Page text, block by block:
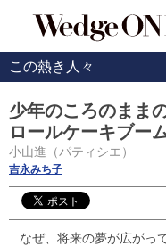
この熱き人々
少年のころのまま
ロールケーキブー
小山進（パティシエ）
吉永みち子
なぜ、将来の夢が広がっ